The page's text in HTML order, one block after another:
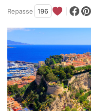
Repasse 196